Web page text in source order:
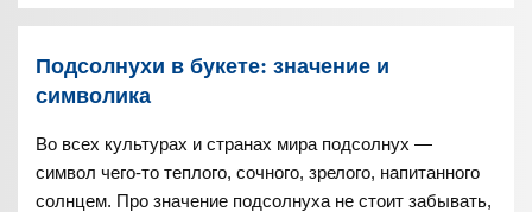
Подсолнухи в букете: значение и
символика
Во всех культурах и странах мира подсолнух —
символ чего-то теплого, сочного, зрелого, напитанного
солнцем. Про значение подсолнуха не стоит забывать,